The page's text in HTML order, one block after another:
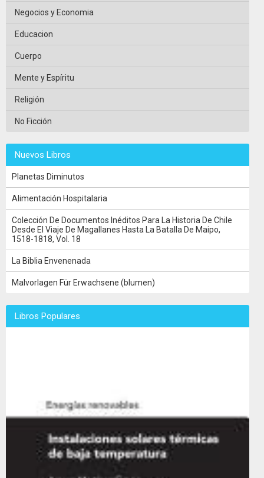
Negocios y Economia
Educacion
Cuerpo
Mente y Espíritu
Religión
No Ficción
Nuevos Libros
Planetas Diminutos
Alimentación Hospitalaria
Colección De Documentos Inéditos Para La Historia De Chile
Desde El Viaje De Magallanes Hasta La Batalla De Maipo,
1518-1818, Vol. 18
La Biblia Envenenada
Malvorlagen Für Erwachsene (blumen)
Libros Populares